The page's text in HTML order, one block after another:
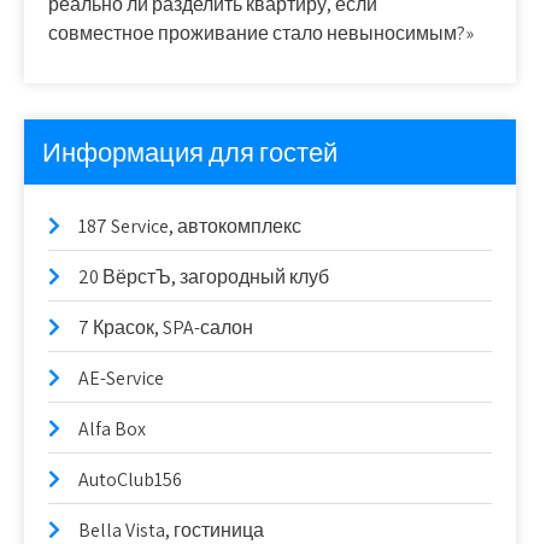
совместное проживание стало невыносимым?»
Информация для гостей
187 Service, автокомплекс
20 ВёрстЪ, загородный клуб
7 Красок, SPA-салон
AE-Service
Alfa Box
AutoClub156
Bella Vista, гостиница